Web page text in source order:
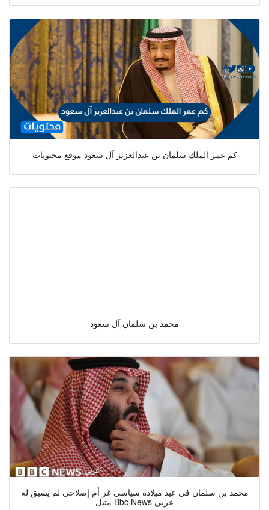
كم عمر الملك سلمان بن عبدالعزيز آل سعود موقع محتويات
محمد بن سلمان آل سعود
محمد بن سلمان في عيد ميلاده سياسي غر أم إصلاحي لم يسبق له
مثيل Bbc News عربي